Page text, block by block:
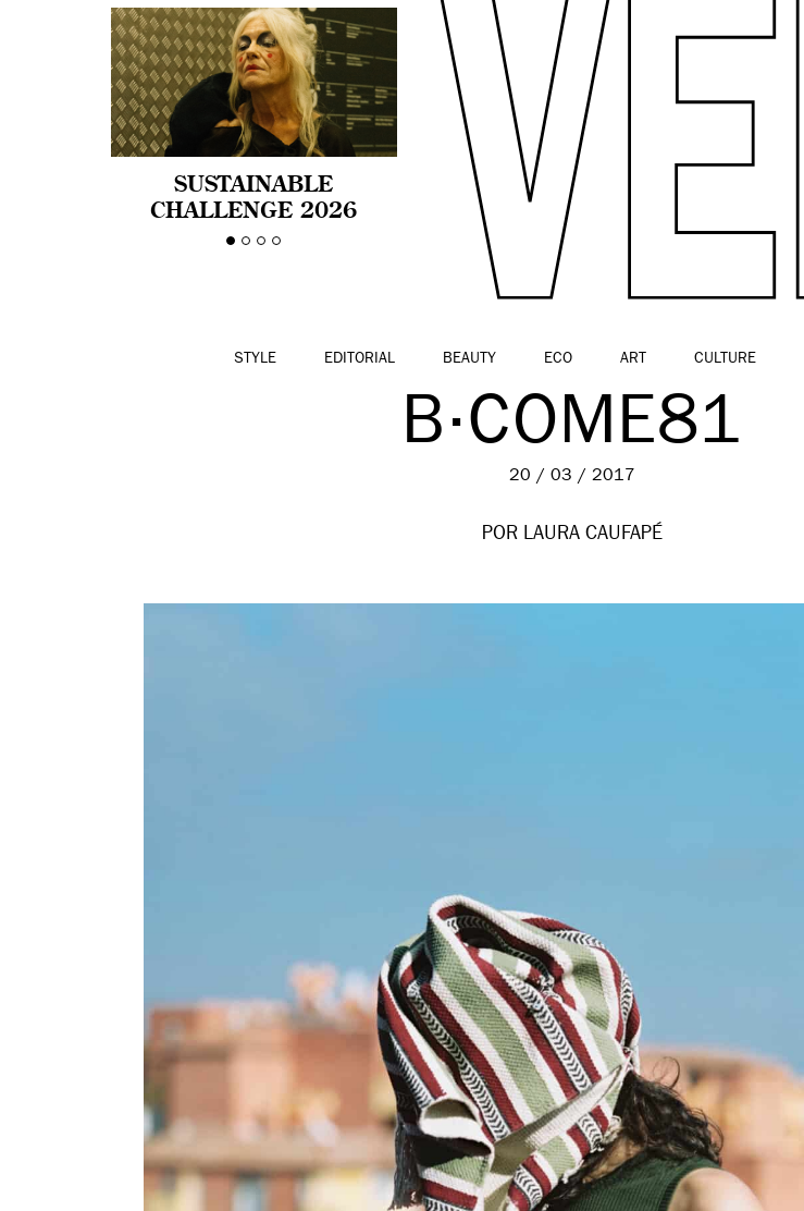
SUSTAINABLE
CHALLENGE 2026
CELEBRA LA
STYLE EDITORIAL BEAUTY ECO ART CULTURE
B·COME81
20 / 03 / 2017
POR LAURA CAUFAPÉ